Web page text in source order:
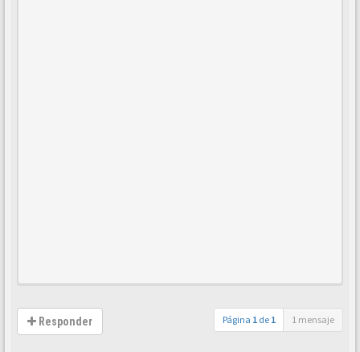
Responder Página 1 de 1 1 mensaje